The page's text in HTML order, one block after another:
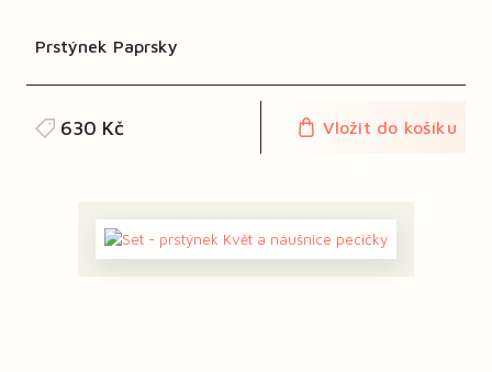
Prstýnek Paprsky
630 Kč Vložit do košíku